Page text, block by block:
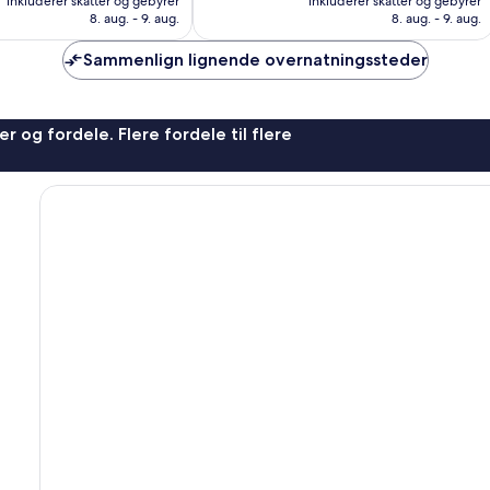
413 kr.
8. aug. - 9. aug.
anmeldelser
615 kr.
8. aug. - 9. aug.
Sammenlign lignende overnatningssteder
og fordele. Flere fordele til flere